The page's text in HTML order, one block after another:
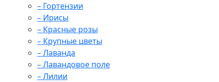
– Гортензии
– Ирисы
– Красные розы
– Крупные цветы
– Лаванда
– Лавандовое поле
– Лилии